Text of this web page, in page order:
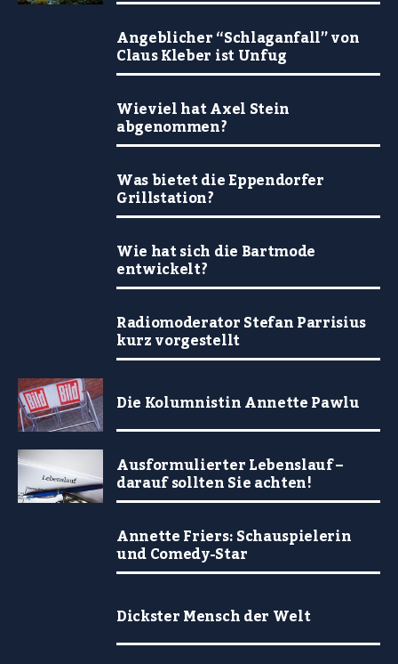
Angeblicher “Schlaganfall” von
Claus Kleber ist Unfug
Wieviel hat Axel Stein
abgenommen?
Was bietet die Eppendorfer
Grillstation?
Wie hat sich die Bartmode
entwickelt?
Radiomoderator Stefan Parrisius
kurz vorgestellt
Die Kolumnistin Annette Pawlu
Ausformulierter Lebenslauf –
darauf sollten Sie achten!
Annette Friers: Schauspielerin
und Comedy-Star
Dickster Mensch der Welt